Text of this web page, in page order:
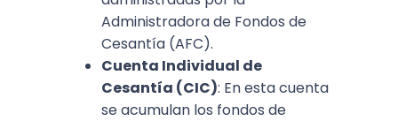
Administradora de Fondos de
Cesantía (AFC).
Cuenta Individual de
Cesantía (CIC): En esta cuenta
se acumulan los fondos de